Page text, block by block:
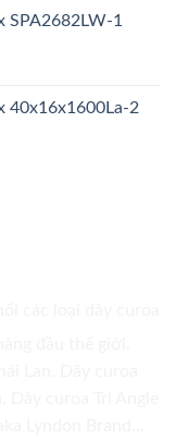
SPA2682LW-1
40x16x1600La-2